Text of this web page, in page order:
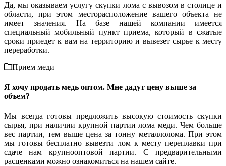
Да, мы оказываем услугу скупки лома с вывозом в столице и
области, при этом месторасположение вашего объекта не
имеет значения. На базе нашей компании имеется
специальный мобильный пункт приема, который в сжатые
сроки приедет к вам на территорию и вывезет сырье к месту
переработки.
Прием меди
Я хочу продать медь оптом. Мне дадут цену выше за
объем?
Мы всегда готовы предложить высокую стоимость скупки
сырья, при наличии крупной партии лома меди. Чем больше
вес партии, тем выше цена за тонну металлолома. При этом
мы готовы бесплатно вывезти лом к месту переплавки при
сдаче нам крупнооптовой партии. С предварительными
расценками можно ознакомиться на нашем сайте.